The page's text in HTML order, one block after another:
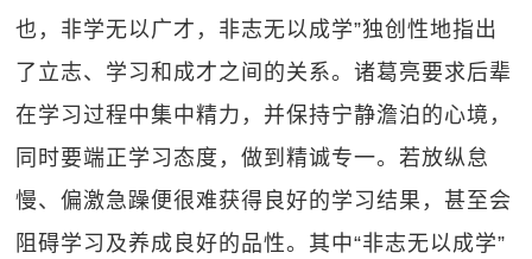
也，非学无以广才，非志无以成学”独创性地指出
了立志、学习和成才之间的关系。诸葛亮要求后辈
在学习过程中集中精力，并保持宁静澹泊的心境，
同时要端正学习态度，做到精诚专一。若放纵怠
慢、偏激急躁便很难获得良好的学习结果，甚至会
阻碍学习及养成良好的品性。其中“非志无以成学”